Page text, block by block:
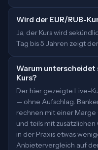
Wird der EUR/RUB-
Ja, der Kurs wird
Tag bis 5 Jahren zeigt
Warum unterscheidet
Kurs?
Der hier gezeigte Live-
— ohne Aufschlag.
rechnen mit einer
und teils mit
in der Praxis etwas
Anbietervergleich auf